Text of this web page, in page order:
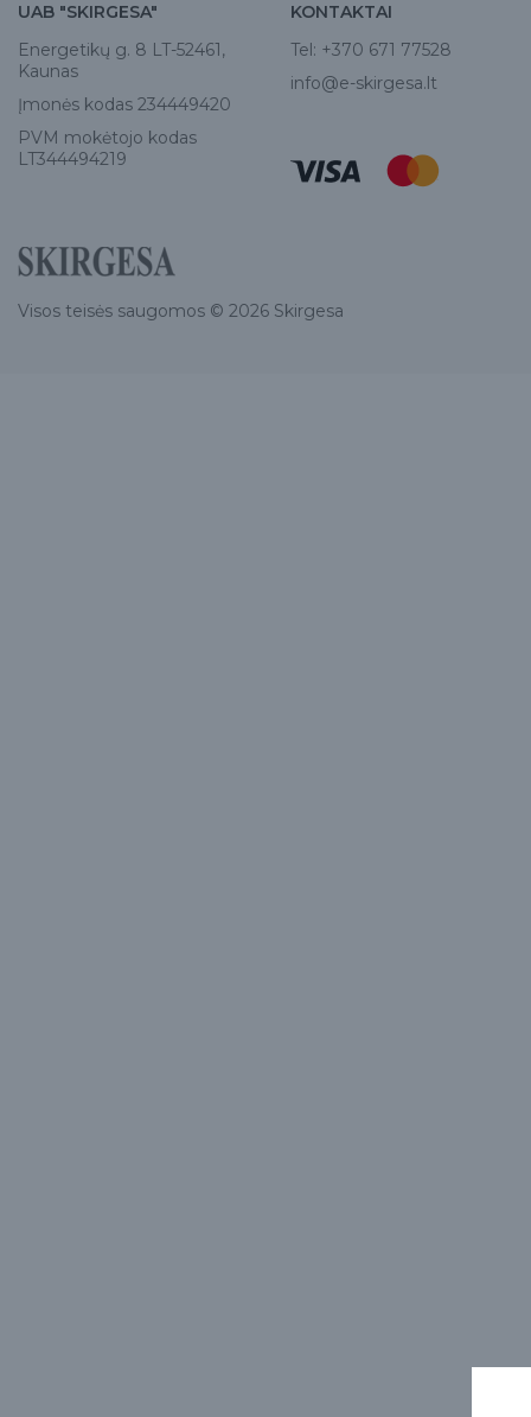
UAB "SKIRGESA"
Energetikų g. 8 LT-52461,
Kaunas
Įmonės kodas 234449420
PVM mokėtojo kodas
LT344494219
KONTAKTAI
Tel: +370 671 77528
info@e-skirgesa.lt
Visos teisės saugomos © 2026 Skirgesa